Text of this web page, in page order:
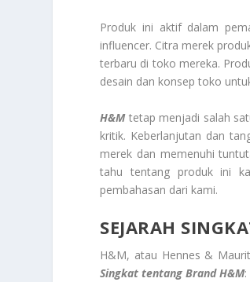
Produk ini aktif dalam
influencer. Citra merek
terbaru di toko mereka.
desain dan konsep toko
H&M tetap menjadi salah
kritik. Keberlanjutan dan
merek dan memenuhi
tahu tentang produk ini
pembahasan dari kami.
SEJARAH
H&M, atau Hennes &
Singkat tentang Brand H&M: